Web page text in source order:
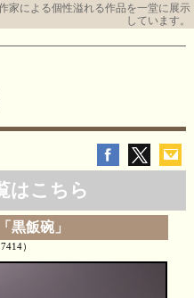
家による個性溢れる作品を一堂に展示
しています。
はこちら
黒飯碗」
）